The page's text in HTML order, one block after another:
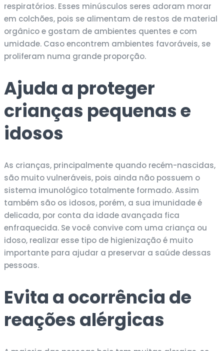
respiratórios. Esses minúsculos seres adoram morar
em colchões, pois se alimentam de restos de material
orgânico e gostam de ambientes quentes e com
umidade. Caso encontrem ambientes favoráveis, se
proliferam numa grande proporção.
Ajuda a proteger
crianças pequenas e
idosos
As crianças, principalmente quando recém-nascidas,
são muito vulneráveis, pois ainda não possuem o
sistema imunológico totalmente formado. Assim
também são os idosos, porém, a sua imunidade é
delicada, por conta da idade avançada fica
enfraquecida. Se você convive com uma criança ou
idoso, realizar esse tipo de higienização é muito
importante para ajudar a preservar a saúde dessas
pessoas.
Evita a ocorrência de
reações alérgicas